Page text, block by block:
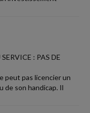
: PAS DE
peut pas licencier un
de son handicap. Il